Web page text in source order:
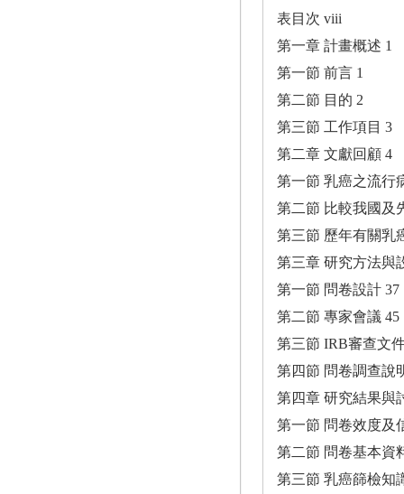
表目次 viii
第一章 計畫概述 1
第一節 前言 1
第二節 目的 2
第三節 工作項目 3
第二章 文獻回顧 4
第一節 乳癌之流行
第二節 比較我國及
第三節 歷年有關乳
第三章 研究方法與
第一節 問卷設計 37
第二節 專家會議 45
第三節 IRB審查文
第四節 問卷調查說
第四章 研究結果與
第一節 問卷效度及
第二節 問卷基本資
第三節 乳癌篩檢知